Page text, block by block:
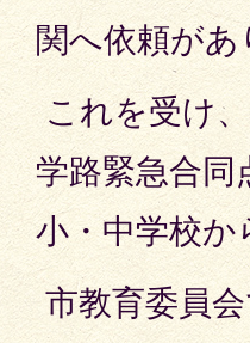
関へ依頼があ
これを受け
学路緊急合同
小・中学校か
市教育委員